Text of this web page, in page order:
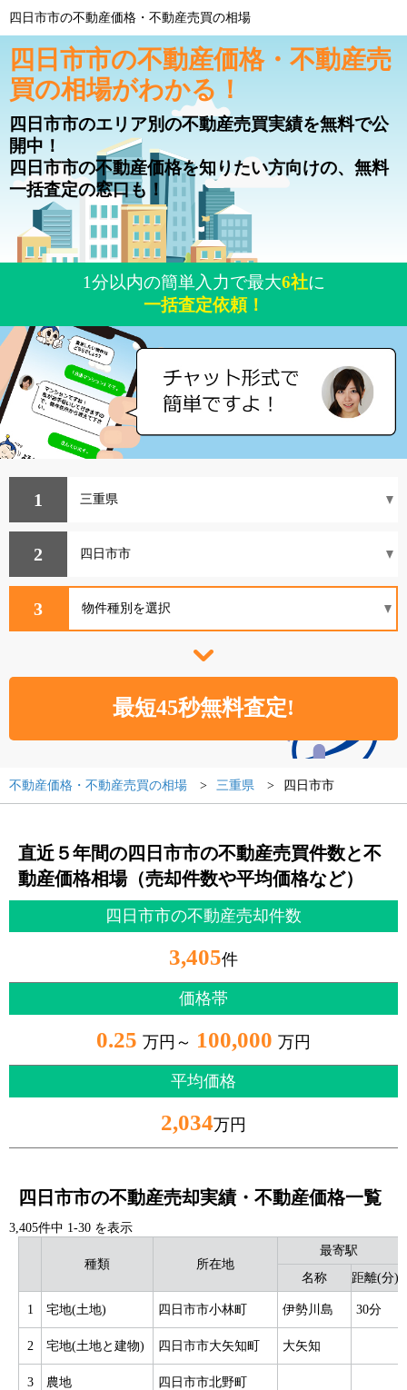
四日市市の不動産価格・不動産売買の相場
四日市市の不動産価格・不動産売
買の相場がわかる！
四日市市のエリア別の不動産売買実績を無料で公
開中！
四日市市の不動産価格を知りたい方向けの、無料
一括査定の窓口も！
1分以内の簡単入力で最大6社に
一括査定依頼！
1
2
3
不動産価格・不動産売買の相場 三重県 四日市市
直近５年間の四日市市の不動産売買件数と不
動産価格相場（売却件数や平均価格など）
四日市市の不動産売却件数
3,405件
価格帯
0.25 万円～ 100,000 万円
平均価格
2,034万円
四日市市の不動産売却実績・不動産価格一覧
3,405件中 1-30 を表示
種類 所在地
最寄駅
名称
距離(分)
1 宅地(土地) 四日市市小林町 伊勢川島 30分
2 宅地(土地と建物) 四日市市大矢知町 大矢知
3 農地 四日市市北野町